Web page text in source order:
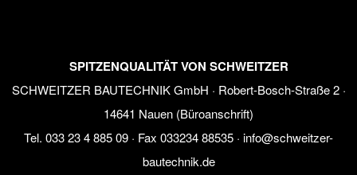
SPITZENQUALITÄT VON SCHWEITZER
SCHWEITZER BAUTECHNIK GmbH · Robert-Bosch-Straße 2 ·
14641 Nauen (Büroanschrift)
Tel. 033 23 4 885 09 · Fax 033234 88535 · info@schweitzer-
bautechnik.de